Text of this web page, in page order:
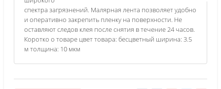
спектра загрязнений. Малярная лента позволяет удобно
и оперативно закрепить пленку на поверхности. Не
оставляют следов клея после снятия в течение 24 часов.
Коротко о товаре цвет товара: бесцветный ширина: 3.5
м толщина: 10 мкм